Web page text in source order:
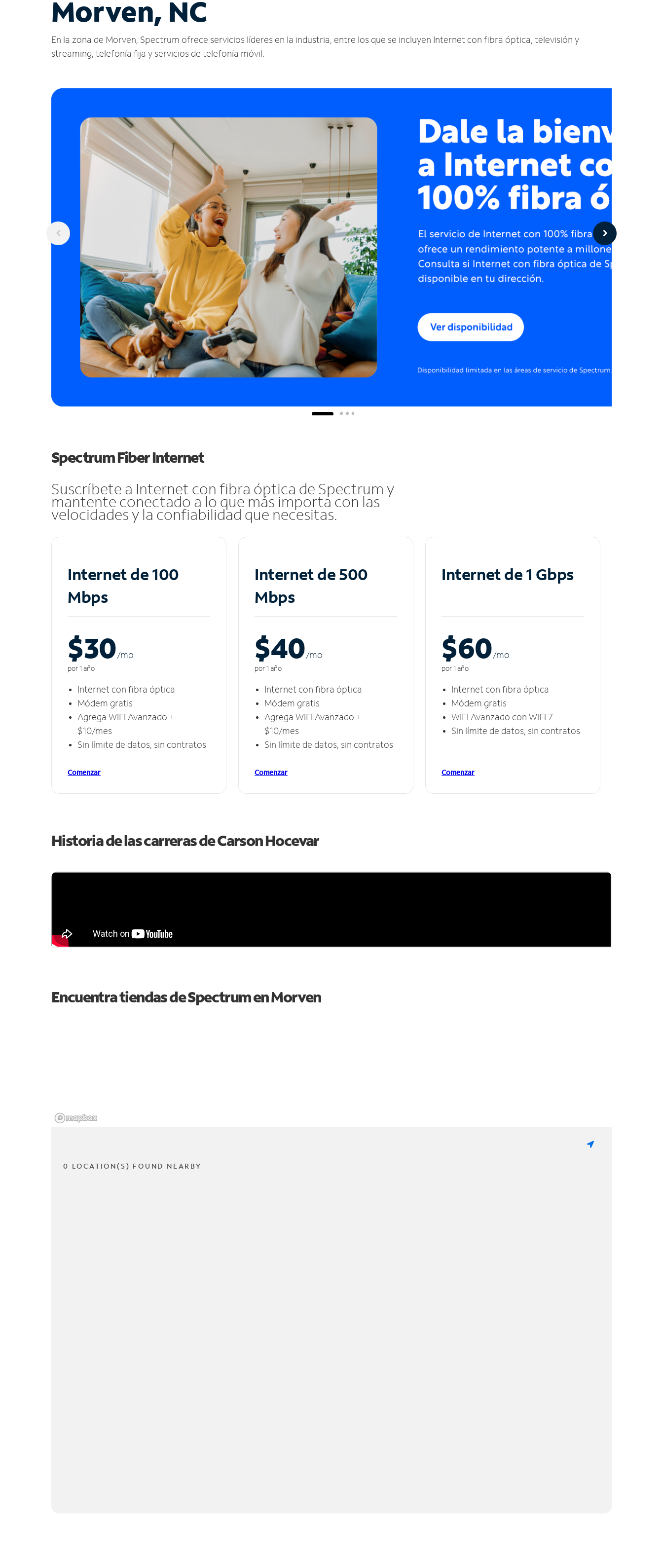
Morven, NC
En la zona de Morven, Spectrum ofrece servicios líderes en la industria, entre los que se incluyen Internet con fibra óptica, televisión y
streaming, telefonía fija y servicios de telefonía móvil.
Spectrum Fiber Internet
Suscríbete a Internet con fibra óptica de Spectrum y
mantente conectado a lo que más importa con las
velocidades y la confiabilidad que necesitas.
Internet de 100
Mbps
$30/mo
por 1 año
Internet con fibra óptica
Módem gratis
Agrega WiFi Avanzado +
$10/mes
Sin límite de datos, sin contratos
Comenzar
Internet de 500
Mbps
$40/mo
por 1 año
Internet con fibra óptica
Módem gratis
Agrega WiFi Avanzado +
$10/mes
Sin límite de datos, sin contratos
Comenzar
Internet de 1 Gbps
$60/mo
por 1 año
Internet con fibra óptica
Módem gratis
WiFi Avanzado con WiFi 7
Sin límite de datos, sin contratos
Comenzar
Historia de las carreras de Carson Hocevar
Encuentra tiendas de Spectrum enMorven
0 LOCATION(S) FOUND NEARBY